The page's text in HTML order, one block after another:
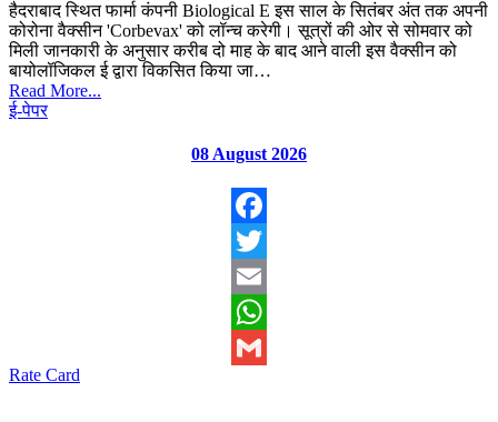
हैदराबाद स्थित फार्मा कंपनी Biological E इस साल के सितंबर अंत तक अपनी
कोरोना वैक्सीन 'Corbevax' को लॉन्च करेगी। सूत्रों की ओर से सोमवार को
मिली जानकारी के अनुसार करीब दो माह के बाद आने वाली इस वैक्सीन को
बायोलॉजिकल ई द्वारा विकसित किया जा…
Read More...
ई-पेपर
08 August 2026
Facebook
Twitter
Email
WhatsApp
Rate Card